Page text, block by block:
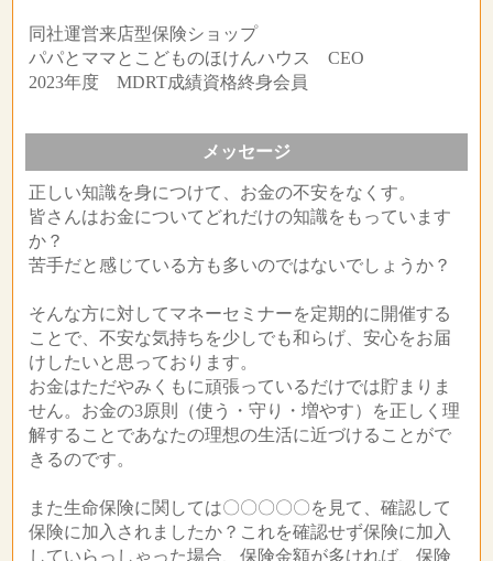
同社運営来店型保険ショップ
パパとママとこどものほけんハウス CEO
2023年度 MDRT成績資格終身会員
メッセージ
正しい知識を身につけて、お金の不安をなくす。
皆さんはお金についてどれだけの知識をもっています
か？
苦手だと感じている方も多いのではないでしょうか？
そんな方に対してマネーセミナーを定期的に開催する
ことで、不安な気持ちを少しでも和らげ、安心をお届
けしたいと思っております。
お金はただやみくもに頑張っているだけでは貯まりま
せん。お金の3原則（使う・守り・増やす）を正しく理
解することであなたの理想の生活に近づけることがで
きるのです。
また生命保険に関しては〇〇〇〇〇を見て、確認して
保険に加入されましたか？これを確認せず保険に加入
していらっしゃった場合、保険金額が多ければ、保険